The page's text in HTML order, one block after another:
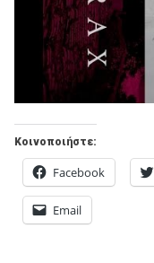
Κοινοποιήστε:
Facebook
Email